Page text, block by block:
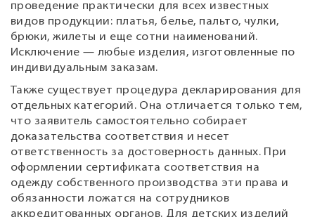
проведение практически для всех известных
видов продукции: платья, белье, пальто, чулки,
брюки, жилеты и еще сотни наименований.
Исключение — любые изделия, изготовленные по
индивидуальным заказам.
Также существует процедура декларирования для
отдельных категорий. Она отличается только тем,
что заявитель самостоятельно собирает
доказательства соответствия и несет
ответственность за достоверность данных. При
оформлении сертификата соответствия на
одежду собственного производства эти права и
обязанности ложатся на сотрудников
аккредитованных органов. Для детских изделий